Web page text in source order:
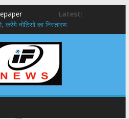
Latest:
करेंगे नोटिसों का निस्तारण
मुख्य सचिव मानसून-एसईओसी से मुख्य सचिव ने
शीघ्र खोला जाए, लोगों को न हो दिक्कत
में अनुसंधान संरचना होगी सुदृढ,उच्च
केन्द्रीय शिक्षा मंत्री से की मुलाकात
की शिष्टाचार भेंट,उत्तराखण्ड में एनसीसी के
के विकास पर हुई महत्वपूर्ण चर्चा
के विकास के लिए 25 बड़े प्रस्तावों को मिली